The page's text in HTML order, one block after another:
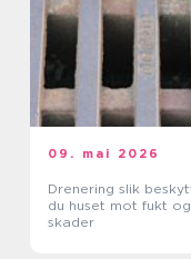
09. mai 2026
Drenering slik beskytter
du huset mot fukt og
skader